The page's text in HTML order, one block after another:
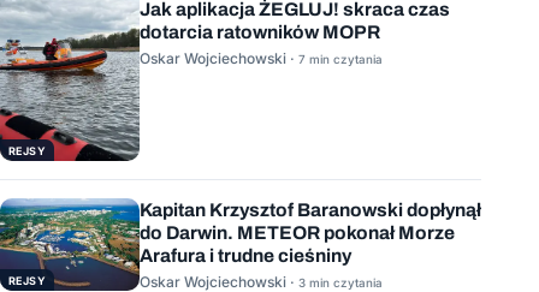
REJSY
Jak aplikacja ŻEGLUJ! skraca czas
dotarcia ratowników MOPR
Oskar Wojciechowski · 7 min czytania
REJSY
Kapitan Krzysztof Baranowski dopłynął
do Darwin. METEOR pokonał Morze
Arafura i trudne cieśniny
Oskar Wojciechowski · 3 min czytania